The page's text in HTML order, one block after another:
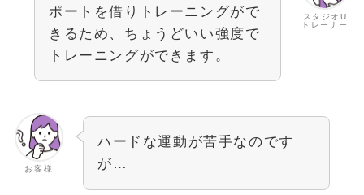
スタジオU
トレーナー
ポートを借りトレーニングがで
きるため、ちょうどいい強度で
トレーニングができます。
お客様
ハードな運動が苦手なのです
が…